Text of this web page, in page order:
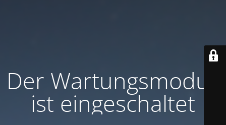
Der Wartungsmodus
ist eingeschaltet